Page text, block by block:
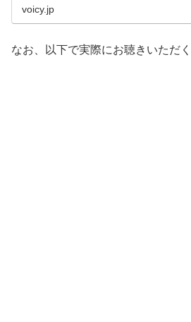
voicy.jp
なお、以下で実際にお聴きいただ